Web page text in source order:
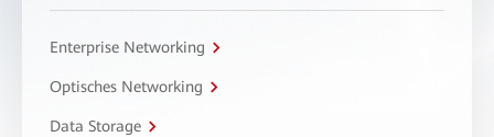
Enterprise Networking
Optisches Networking
Data Storage